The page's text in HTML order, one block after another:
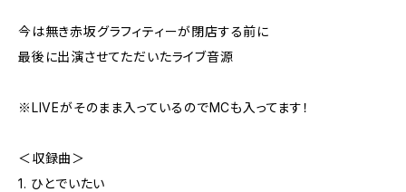
今は無き赤坂グラフィティーが閉店する前に
最後に出演させてただいたライブ音源
※LIVEがそのまま入っているのでMCも入ってます！
＜収録曲＞
1. ひとでいたい